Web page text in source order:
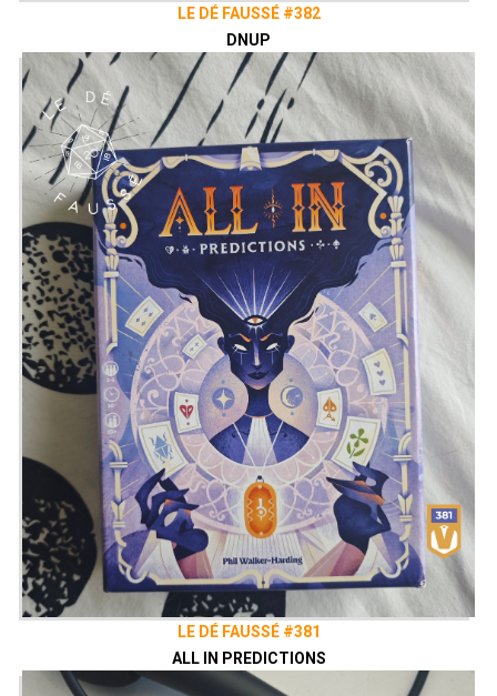
LE DÉ FAUSSÉ #382
DNUP
LE DÉ FAUSSÉ #381
ALL IN PREDICTIONS